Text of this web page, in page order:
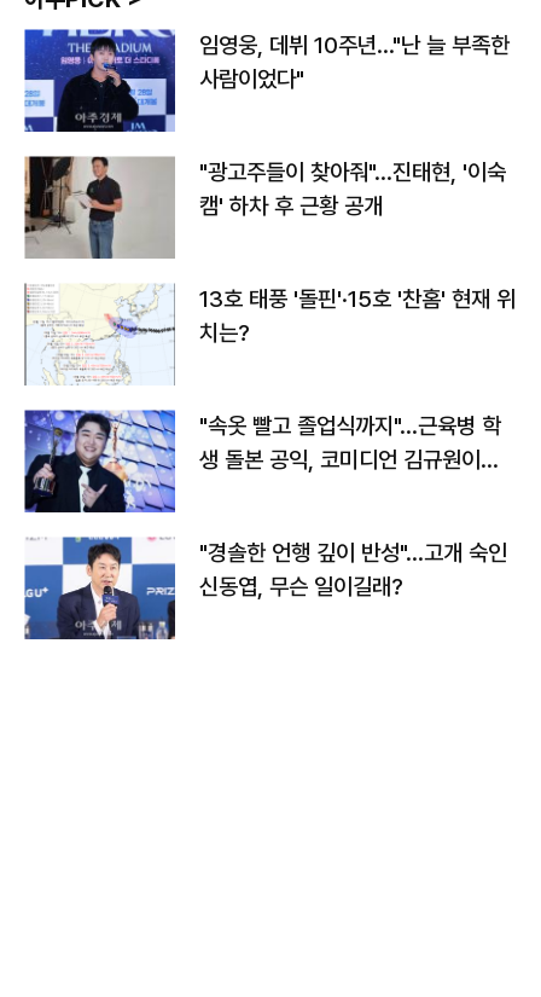
임영웅, 데뷔 10주년…"난 늘 부족한
사람이었다"
"광고주들이 찾아줘"…진태현, '이숙
캠' 하차 후 근황 공개
13호 태풍 '돌핀'·15호 '찬홈' 현재 위
치는?
"속옷 빨고 졸업식까지"…근육병 학
생 돌본 공익, 코미디언 김규원이었
"경솔한 언행 깊이 반성"…고개 숙인
신동엽, 무슨 일이길래?